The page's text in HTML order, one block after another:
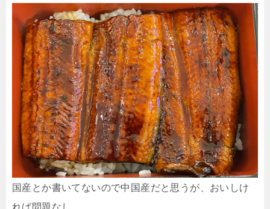
国産とか書いてないので中国産だと思うが、おいしけ
れば問題なし。